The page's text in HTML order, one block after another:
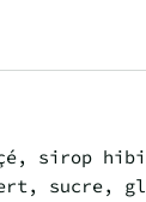
sirop
sucre,